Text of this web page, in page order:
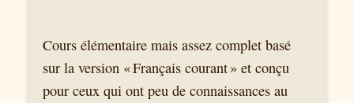
CB-27-CERT L’Évangile de Christ
Cours élémentaire mais assez complet basé
sur la version « Français courant » et conçu
pour ceux qui ont peu de connaissances au